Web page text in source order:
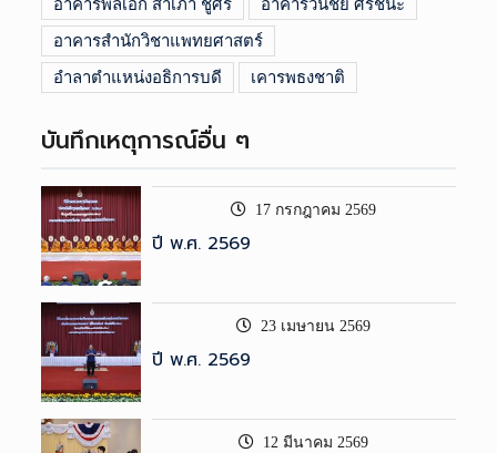
อาคารพลเอก สำเภา ชูศรี อาคารวันชัย ศิริชนะ
อาคารสำนักวิชาแพทยศาสตร์
อำลาตำแหน่งอธิการบดี เคารพธงชาติ
บันทึกเหตุการณ์อื่น ๆ
17 กรกฎาคม 2569
ปี พ.ศ. 2569
23 เมษายน 2569
ปี พ.ศ. 2569
12 มีนาคม 2569